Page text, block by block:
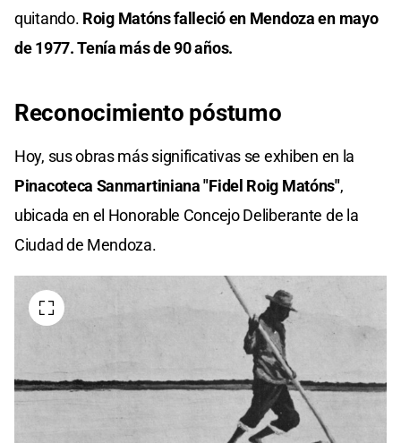
quitando. Roig Matóns falleció en Mendoza en mayo
de 1977. Tenía más de 90 años.
Reconocimiento póstumo
Hoy, sus obras más significativas se exhiben en la
Pinacoteca Sanmartiniana "Fidel Roig Matóns",
ubicada en el Honorable Concejo Deliberante de la
Ciudad de Mendoza.